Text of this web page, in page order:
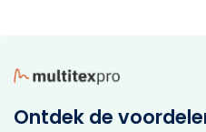
Ontdek de